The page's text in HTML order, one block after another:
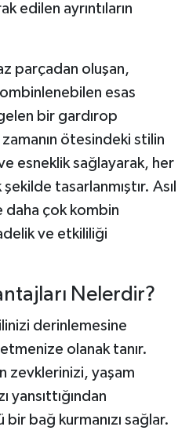
edilen ayrıntıların
parçadan oluşan,
esas
bir gardırop
ötesindeki stilin
esneklik sağlayarak, her
tasarlanmıştır. Asıl
daha çok kombin
ve etkililiği
Nelerdir?
derinlemesine
olanak tanır.
zevklerinizi, yaşam
yansıttığından
bağ kurmanızı sağlar.